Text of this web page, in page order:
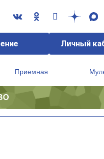
Личный
Приемная